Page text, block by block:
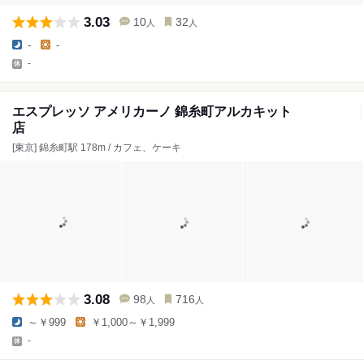
3.03 10 人 32 人
- -
-
エスプレッソ アメリカーノ 錦糸町アルカキット
店
[東京] 錦糸町駅 178m / カフェ、ケーキ
3.08 98 人 716 人
～￥999 ￥1,000～￥1,999
-